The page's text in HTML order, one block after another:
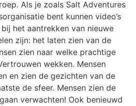
Als je zoals Salt Adventures
bent kunnen video’s
het aantrekken van nieuwe
zijn: het laten zien van de
zien naar welke prachtige
wekken. Mensen
en zien de gezichten van de
de sfeer. Mensen zien de
verwachten! Ook benieuwd